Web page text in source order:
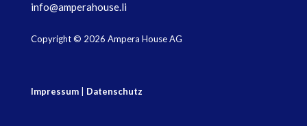
info@amperahouse.li
Copyright © 2026 Ampera House AG
Impressum| Datenschutz